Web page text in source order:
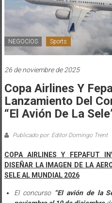
NEGOCIOS Sports
26 de noviembre de 2025
Copa Airlines Y
Lanzamiento Del
“El Avión De La
Publicado por: Editor Domingo Trent
COPA AIRLINES Y FEPAFUT
DISEÑAR LA IMAGEN DE LA
SELE AL MUNDIAL 2026
El concurso “El avión de la